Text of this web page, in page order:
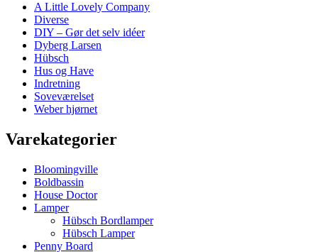
A Little Lovely Company
Diverse
DIY – Gør det selv idéer
Dyberg Larsen
Hübsch
Hus og Have
Indretning
Soveværelset
Weber hjørnet
Varekategorier
Bloomingville
Boldbassin
House Doctor
Lamper
Hübsch Bordlamper
Hübsch Lamper
Penny Board